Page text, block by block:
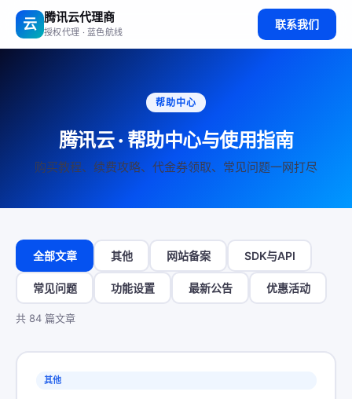
云 腾讯云代理商
授权代理 · 蓝色航线
联系我们
帮助中心
腾讯云 · 帮助中心与使用指南
购买教程、续费攻略、代金券领取、常见问题一网打尽
全部文章 其他 网站备案 SDK与API
常见问题 功能设置 最新公告 优惠活动
共 84 篇文章
其他